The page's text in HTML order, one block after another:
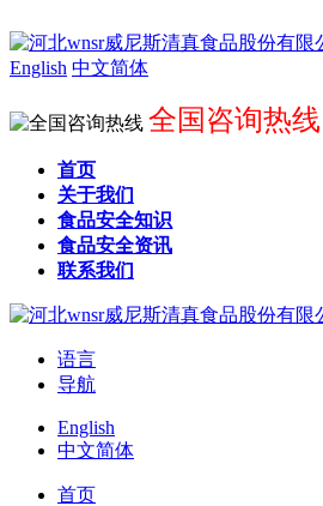
English 中文简体
全国咨询热线
首页
关于我们
食品安全知识
食品安全资讯
联系我们
语言
导航
English
中文简体
首页